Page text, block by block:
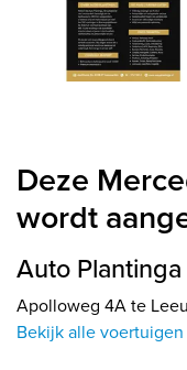
Deze
wordt
Auto Plantinga
Apolloweg 4A te
Bekijk alle